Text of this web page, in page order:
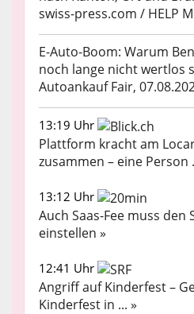
swiss-press.com / HELP
E-Auto-Boom: Warum
noch lange nicht wertlos
Autoankauf Fair,
13:19 Uhr
Plattform kracht am
zusammen – eine Person
13:12 Uhr
Auch Saas-Fee muss
einstellen »
12:41 Uhr
Angriff auf Kinderfest –
Kinderfest in ... »